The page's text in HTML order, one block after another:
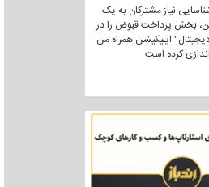
نیاز مشترکان به یک
بخش پرداخت قبوض را در
اپلیکیشن همراه من
کرده است.